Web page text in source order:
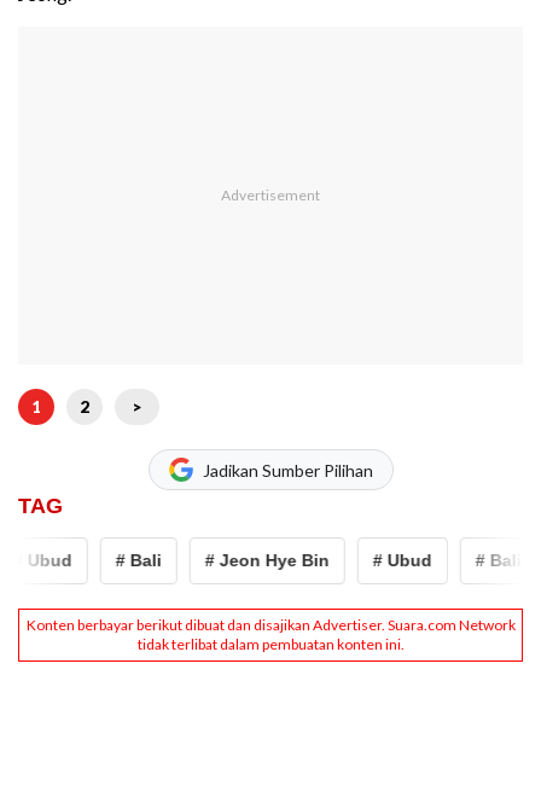
1 2 >
Jadikan Sumber Pilihan
TAG
# Ubud # Bali # Jeon Hye Bin # Ubud # Bali